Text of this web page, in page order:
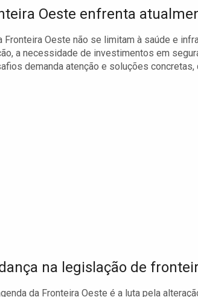
Oeste enfrenta
Oeste não se limitam à saúde e
a necessidade de investimentos em
demanda atenção e soluções
na legislação de
da Fronteira Oeste é a luta pela